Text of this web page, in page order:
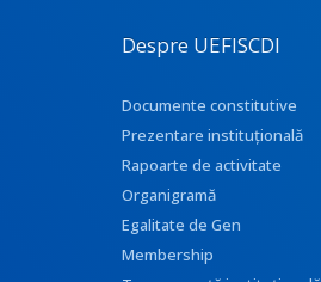
Despre UEFISCDI
Documente constitutive
Prezentare instituţională
Rapoarte de activitate
Organigramă
Egalitate de Gen
Membership